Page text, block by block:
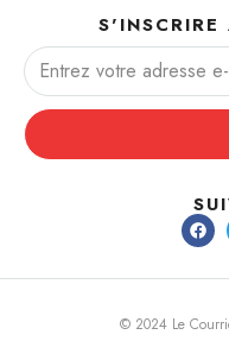
S'INSCRIRE
© 2024 Le